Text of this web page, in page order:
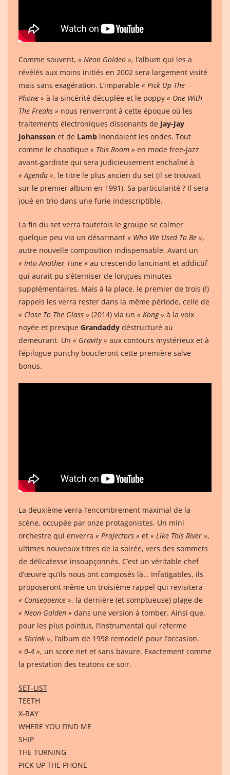
Comme souvent, « Neon Golden », l’album qui les a
révélés aux moins initiés en 2002 sera largement visité
mais sans exagération. L’imparable « Pick Up The
Phone » à la sincérité décuplée et le poppy « One With
The Freaks » nous renverront à cette époque où les
traitements électroniques dissonants de Jay-Jay
Johansson et de Lamb inondaient les ondes. Tout
comme le chaotique « This Room » en mode free-jazz
avant-gardiste qui sera judicieusement enchaîné à
« Agenda », le titre le plus ancien du set (il se trouvait
sur le premier album en 1991). Sa particularité ? Il sera
joué en trio dans une furie indescriptible.
La fin du set verra toutefois le groupe se calmer
quelque peu via un désarmant « Who We Used To Be »,
autre nouvelle composition indispensable. Avant un
« Into Another Tune » au crescendo lancinant et addictif
qui aurait pu s’éterniser de longues minutes
supplémentaires. Mais à la place, le premier de trois (!)
rappels les verra rester dans la même période, celle de
« Close To The Glass » (2014) via un « Kong » à la voix
noyée et presque Grandaddy déstructuré au
demeurant. Un « Gravity » aux contours mystérieux et à
l’épilogue punchy boucleront cette première salve
bonus.
La deuxième verra l’encombrement maximal de la
scène, occupée par onze protagonistes. Un mini
orchestre qui enverra « Projectors » et « Like This River »,
ultimes nouveaux titres de la soirée, vers des sommets
de délicatesse insoupçonnés. C’est un véritable chef
d’œuvre qu’ils nous ont composés là… Infatigables, ils
proposeront même un troisième rappel qui revisitera
« Consequence », la dernière (et somptueuse) plage de
« Neon Golden » dans une version à tomber. Ainsi que,
pour les plus pointus, l’instrumental qui referme
« Shrink », l’album de 1998 remodelé pour l’occasion.
« 0-4 », un score net et sans bavure. Exactement comme
la prestation des teutons ce soir.
SET-LIST
TEETH
X-RAY
WHERE YOU FIND ME
SHIP
THE TURNING
PICK UP THE PHONE